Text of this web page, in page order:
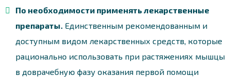
По необходимости применять лекарственные
препараты. Единственным рекомендованным и
доступным видом лекарственных средств, которые
рационально использовать при растяжениях мышцы
в доврачебную фазу оказания первой помощи